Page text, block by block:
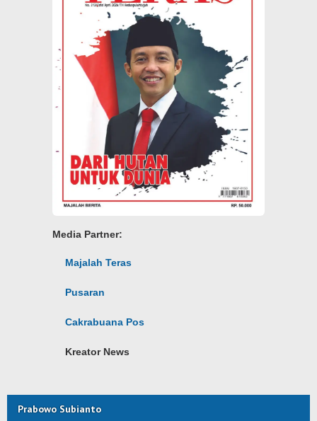
Media Partner:
Majalah Teras
Pusaran
Cakrabuana Pos
Kreator News
Prabowo Subianto